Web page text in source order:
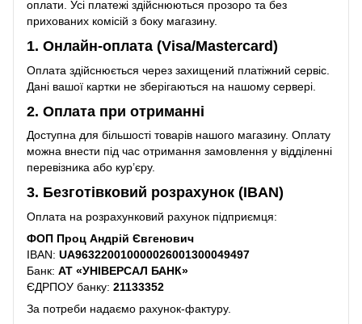
оплати. Усі платежі здійснюються прозоро та без
прихованих комісій з боку магазину.
1. Онлайн-оплата (Visa/Mastercard)
Оплата здійснюється через захищений платіжний сервіс.
Дані вашої картки не зберігаються на нашому сервері.
2. Оплата при отриманні
Доступна для більшості товарів нашого магазину. Оплату
можна внести під час отримання замовлення у відділенні
перевізника або кур’єру.
3. Безготівковий розрахунок (IBAN)
Оплата на розрахунковий рахунок підприємця:
ФОП Проц Андрій Євгенович
IBAN: UA963220010000026001300049497
Банк: АТ «УНІВЕРСАЛ БАНК»
ЄДРПОУ банку: 21133352
За потреби надаємо рахунок-фактуру.